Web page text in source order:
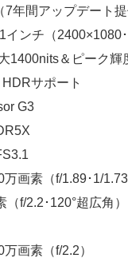
年間アップデート提
インチ（2400×1080
1400nits＆ピーク輝
サポート
G3
画素（f/1.89･1/
（f/2.2･120°超広角
画素（f/2.2）